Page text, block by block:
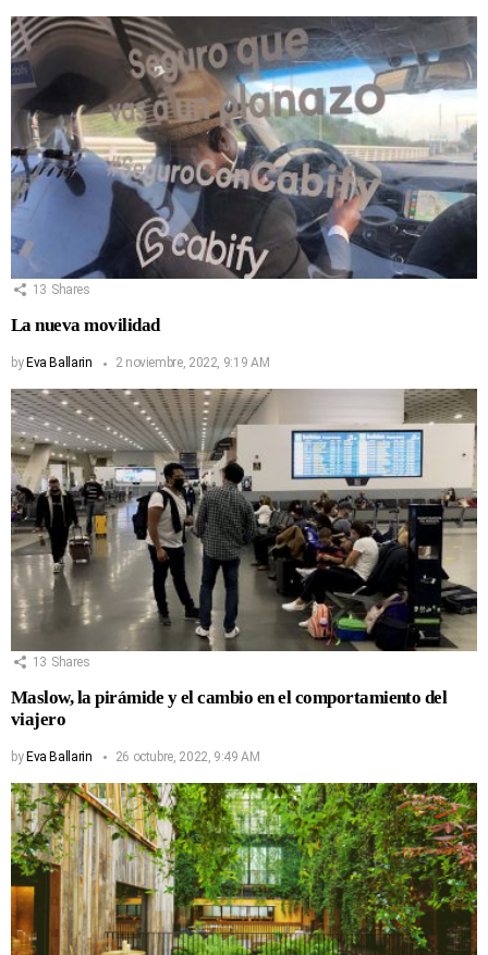
13 Shares
La nueva movilidad
by Eva Ballarin 2 noviembre, 2022, 9:19 AM
13 Shares
Maslow, la pirámide y el cambio en el comportamiento del
viajero
by Eva Ballarin 26 octubre, 2022, 9:49 AM